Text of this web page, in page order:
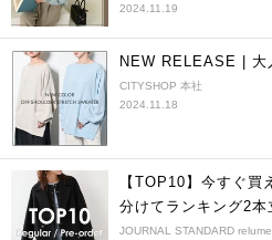
2024.11.19
CITYSHOP 本社
2024.11.18
【TOP10】今すぐ買
分けてランキング2本
JOURNAL STANDARD